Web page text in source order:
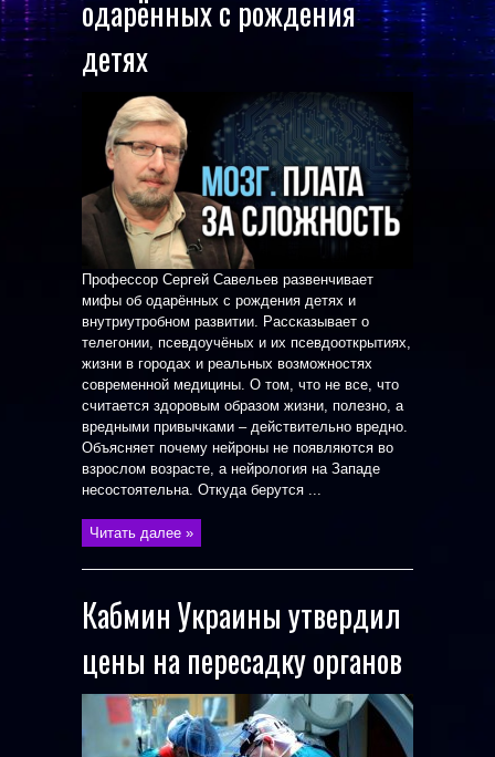
одарённых с рождения
детях
Профессор Сергей Савельев развенчивает
мифы об одарённых с рождения детях и
внутриутробном развитии. Рассказывает о
телегонии, псевдоучёных и их псевдооткрытиях,
жизни в городах и реальных возможностях
современной медицины. О том, что не все, что
считается здоровым образом жизни, полезно, а
вредными привычками – действительно вредно.
Объясняет почему нейроны не появляются во
взрослом возрасте, а нейрология на Западе
несостоятельна. Откуда берутся ...
Читать далее »
Кабмин Украины утвердил
цены на пересадку органов